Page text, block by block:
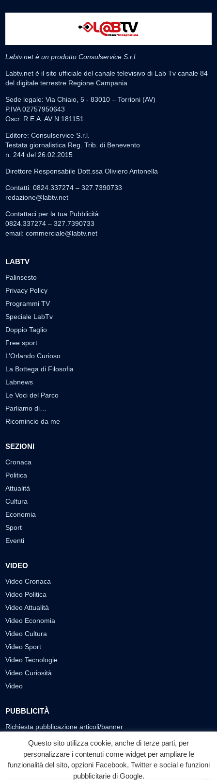
Labtv.net è un prodotto Consulservice S.r.l.
Labtv.net è il sito ufficiale del canale televisivo di Lab Tv canale 84
del digitale terrestre Regione Campania
Sede legale: Via Chiaio, 5 - 83010 – Torrioni (AV)
P.IVA 02757950643
Oscr. R.E.A. AV N.181151
Editore: Consulservice S.r.l.
Testata giornalistica Reg. Trib. di Benevento
n. 244 del 26.02.2015
Direttore Responsabile Dott.ssa Oliviero Antonella
Contatti: 0824.337274 – 327.7390733
redazione@labtv.net
Contattaci per la tua Pubblicità:
0824.337274 – 327.7390733
email: commerciale@labtv.net
LABTV
Palinsesto
Privacy Policy
Programmi TV
Speciale LabTv
Doppio Taglio
Free sport
L’Orlando Curioso
La Bottega di Filosofia
Labnews
Le Voci del Parco
Parliamo di…
Ricomincio da me
SEZIONI
Cronaca
Politica
Attualità
Cultura
Economia
Sport
Eventi
VIDEO
Video Cronaca
Video Politica
Video Attualità
Video Economia
Video Cultura
Video Sport
Video Tecnologie
Video Curiosità
Video
PUBBLICITÀ
Richiesta pubblicazione articoli/banner
SEGUICI SUI SOCIAL
f ◎ ▶
Questo sito utilizza cookie, anche di terze parti, per
personalizzare i contenuti come widget per ampliare le
funzionalità del sito, opzioni Facebook, Twitter e social e funzioni
pubblicitarie di Google.